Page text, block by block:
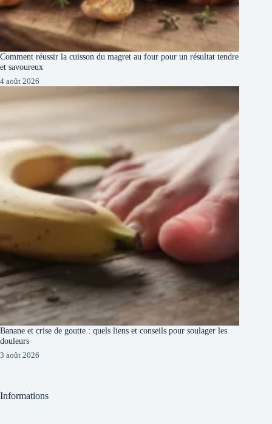
Comment réussir la cuisson du magret au four pour un résultat tendre
et savoureux
4 août 2026
Banane et crise de goutte : quels liens et conseils pour soulager les
douleurs
3 août 2026
Informations